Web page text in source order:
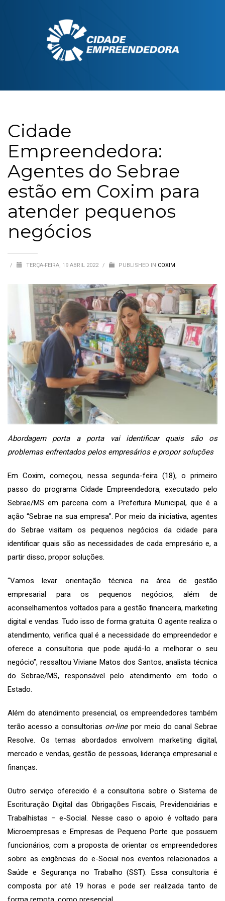
Cidade
Empreendedora:
Agentes do Sebrae
estão em Coxim para
atender pequenos
negócios
/ TERÇA-FEIRA, 19 ABRIL 2022 / PUBLISHED IN COXIM
Abordagem porta a porta vai identificar quais são os
problemas enfrentados pelos empresários e propor soluções
Em Coxim, começou, nessa segunda-feira (18), o primeiro
passo do programa Cidade Empreendedora, executado pelo
Sebrae/MS em parceria com a Prefeitura Municipal, que é a
ação “Sebrae na sua empresa”. Por meio da iniciativa, agentes
do Sebrae visitam os pequenos negócios da cidade para
identificar quais são as necessidades de cada empresário e, a
partir disso, propor soluções.
“Vamos levar orientação técnica na área de gestão
empresarial para os pequenos negócios, além de
aconselhamentos voltados para a gestão financeira, marketing
digital e vendas. Tudo isso de forma gratuita. O agente realiza o
atendimento, verifica qual é a necessidade do empreendedor e
oferece a consultoria que pode ajudá-lo a melhorar o seu
negócio”, ressaltou Viviane Matos dos Santos, analista técnica
do Sebrae/MS, responsável pelo atendimento em todo o
Estado.
Além do atendimento presencial, os empreendedores também
terão acesso a consultorias on-linepor meio do canalSebrae
Resolve. Os temas abordados envolvem marketing digital,
mercado e vendas, gestão de pessoas, liderança empresarial e
finanças.
Outro serviço oferecido é a consultoria sobre o Sistema de
Escrituração Digital das Obrigações Fiscais, Previdenciárias e
Trabalhistas – e-Social. Nesse caso o apoio é voltado para
Microempresas e Empresas de Pequeno Porte que possuem
funcionários, com a proposta de orientar os empreendedores
sobre as exigências do e-Social nos eventos relacionados a
Saúde e Segurança no Trabalho (SST). Essa consultoria é
composta por até 19 horas e pode ser realizada tanto de